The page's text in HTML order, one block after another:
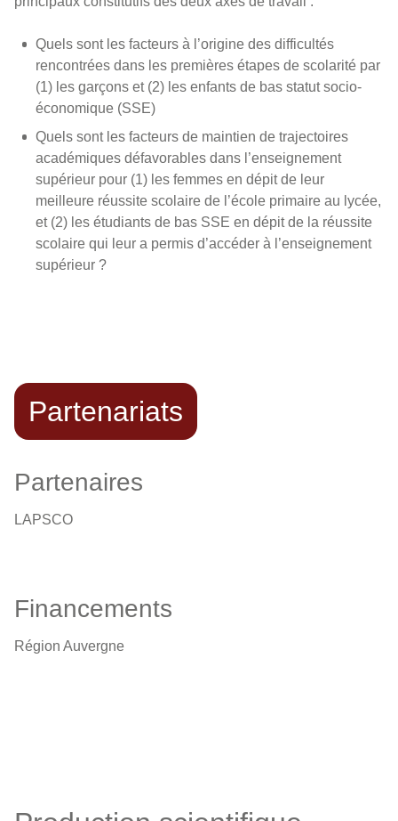
Quels sont les facteurs à l’origine des difficultés
rencontrées dans les premières étapes de scolarité par
(1) les garçons et (2) les enfants de bas statut socio-
économique (SSE)
Quels sont les facteurs de maintien de trajectoires
académiques défavorables dans l’enseignement
supérieur pour (1) les femmes en dépit de leur
meilleure réussite scolaire de l’école primaire au lycée,
et (2) les étudiants de bas SSE en dépit de la réussite
scolaire qui leur a permis d’accéder à l’enseignement
supérieur ?
Partenariats
Partenaires
LAPSCO
Financements
Région Auvergne